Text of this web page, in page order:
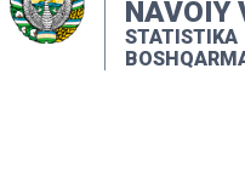
NAVOIY
STATISTIKA